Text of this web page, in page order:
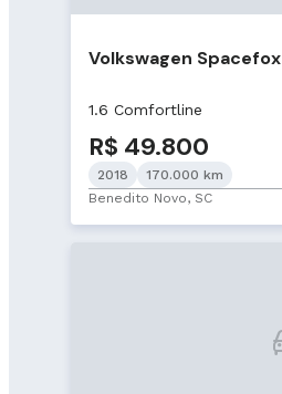
Volkswagen Spacefox
1.6 Comfortline
R$ 49.800
2018
170.000 km
Benedito Novo, SC